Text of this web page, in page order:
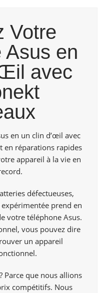
Votre
Asus en
avec
en un clin d’œil avec
en réparations rapides
appareil à la vie en
défectueuses,
prend en
votre téléphone Asus.
vous pouvez dire
un appareil
? Parce que nous allions
compétitifs. Nous